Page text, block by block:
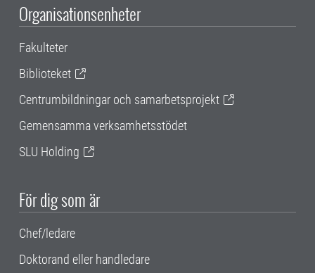
Organisationsenheter
Fakulteter
Biblioteket
Centrumbildningar och samarbetsprojekt
Gemensamma verksamhetsstödet
SLU Holding
För dig som är
Chef/ledare
Doktorand eller handledare